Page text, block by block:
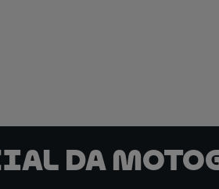
da